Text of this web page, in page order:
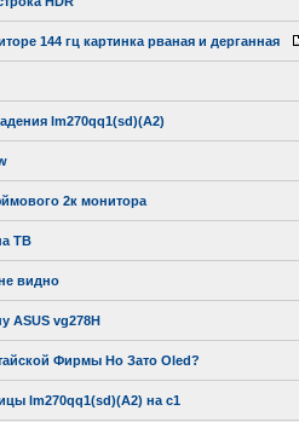
144 гц картинка рваная и дерганная
lm270qq1(sd)(A2)
2к монитора
ТВ
видно
ASUS vg278H
Фирмы Но Зато Oled?
lm270qq1(sd)(A2) на с1